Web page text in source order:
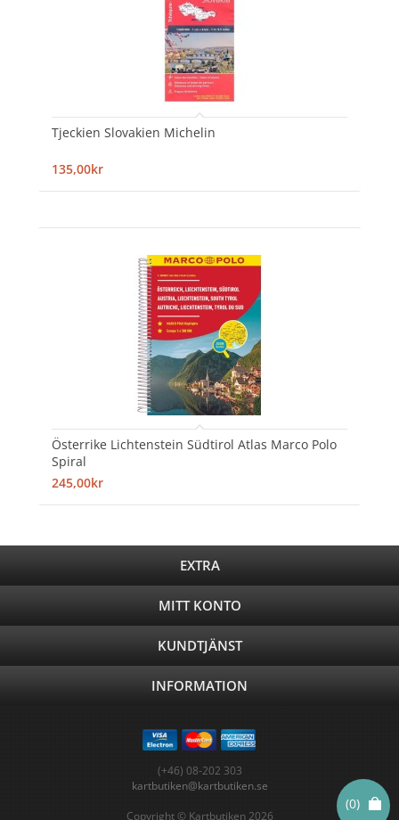
(0)
Tjeckien Slovakien Michelin
135,00kr
Österrike Lichtenstein Südtirol Atlas Marco Polo
Spiral
245,00kr
EXTRA
MITT KONTO
KUNDTJÄNST
INFORMATION
(+46) 08-202 303
kartbutiken@kartbutiken.se
Copyright © Kartbutiken 2026